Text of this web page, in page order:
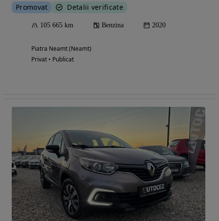
Promovat Detalii verificate
105 665 km Benzina 2020
Piatra Neamt (Neamt)
Privat • Publicat